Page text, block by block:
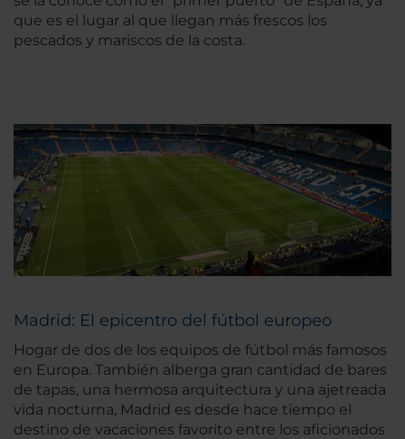
que es el lugar al que llegan más frescos los
pescados y mariscos de la costa.
Madrid: El epicentro del fútbol europeo
Hogar de dos de los equipos de fútbol más famosos
en Europa. También alberga gran cantidad de bares
de tapas, una hermosa arquitectura y una ajetreada
vida nocturna, Madrid es desde hace tiempo el
destino de vacaciones favorito entre los aficionados